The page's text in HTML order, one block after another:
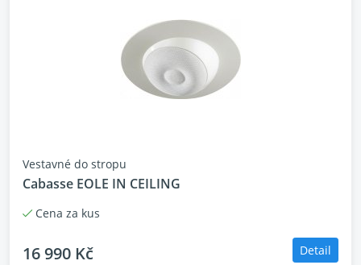
Vestavné do stropu
Cabasse EOLE IN CEILING
Cena za kus
16 990 Kč Detail